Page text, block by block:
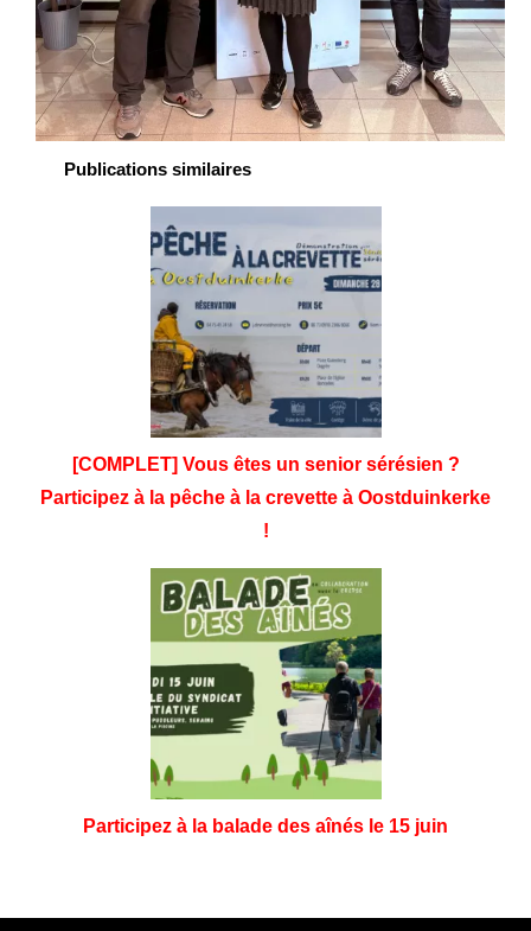
Publications similaires
[COMPLET] Vous êtes un senior sérésien ?
Participez à la pêche à la crevette à Oostduinkerke
!
Participez à la balade des aînés le 15 juin